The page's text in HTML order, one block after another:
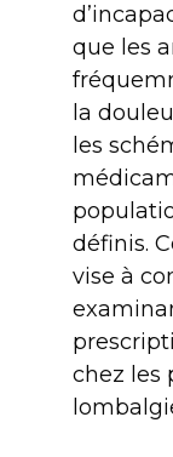
que les
la
les
définis.
vise à
chez les